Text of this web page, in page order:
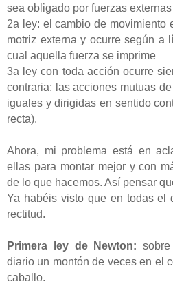
sea obligado por fuerzas
2a ley: el cambio de movimiento
motriz externa y ocurre según a
cual aquella fuerza se imprime
3a ley con toda acción ocurre
contraria; las acciones mutuas
iguales y dirigidas en sentido
recta).
Ahora, mi problema está en
ellas para montar mejor y con
de lo que hacemos. Así pensar
Ya habéis visto que en todas el
rectitud.
Primera ley de Newton:
diario un montón de veces en el
caballo.